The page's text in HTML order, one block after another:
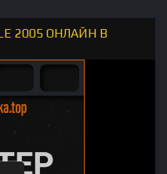
2005 ОНЛАЙН В